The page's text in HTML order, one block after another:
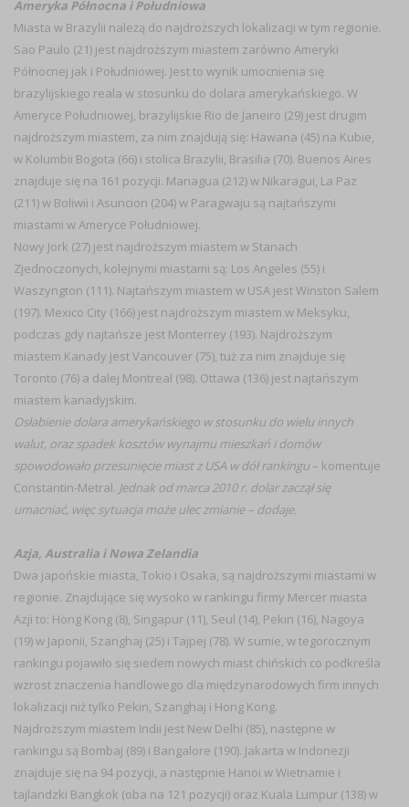
Ameryka Północna i Południowa
Miasta w Brazylii należą do najdroższych lokalizacji w tym regionie.
Sao Paulo (21) jest najdroższym miastem zarówno Ameryki
Północnej jak i Południowej. Jest to wynik umocnienia się
brazylijskiego reala w stosunku do dolara amerykańskiego. W
Ameryce Południowej, brazylijskie Rio de Janeiro (29) jest drugim
najdroższym miastem, za nim znajdują się: Hawana (45) na Kubie,
w Kolumbii Bogota (66) i stolica Brazylii, Brasilia (70). Buenos Aires
znajduje się na 161 pozycji. Managua (212) w Nikaragui, La Paz
(211) w Boliwii i Asuncion (204) w Paragwaju są najtańszymi
miastami w Ameryce Południowej.
Nowy Jork (27) jest najdroższym miastem w Stanach
Zjednoczonych, kolejnymi miastami są: Los Angeles (55) i
Waszyngton (111). Najtańszym miastem w USA jest Winston Salem
(197). Mexico City (166) jest najdroższym miastem w Meksyku,
podczas gdy najtańsze jest Monterrey (193). Najdroższym
miastem Kanady jest Vancouver (75), tuż za nim znajduje się
Toronto (76) a dalej Montreal (98). Ottawa (136) jest najtańszym
miastem kanadyjskim.
Osłabienie dolara amerykańskiego w stosunku do wielu innych
walut, oraz spadek kosztów wynajmu mieszkań i domów
spowodowało przesunięcie miast z USA w dół rankingu – komentuje
Constantin-Metral. Jednak od marca 2010 r. dolar zaczął się
umacniać, więc sytuacja może ulec zmianie – dodaje.
Azja, Australia i Nowa Zelandia
Dwa japońskie miasta, Tokio i Osaka, są najdroższymi miastami w
regionie. Znajdujące się wysoko w rankingu firmy Mercer miasta
Azji to: Hong Kong (8), Singapur (11), Seul (14), Pekin (16), Nagoya
(19) w Japonii, Szanghaj (25) i Tajpej (78). W sumie, w tegorocznym
rankingu pojawiło się siedem nowych miast chińskich co podkreśla
wzrost znaczenia handlowego dla międzynarodowych firm innych
lokalizacji niż tylko Pekin, Szanghaj i Hong Kong.
Najdroższym miastem Indii jest New Delhi (85), następne w
rankingu są Bombaj (89) i Bangalore (190). Jakarta w Indonezji
znajduje się na 94 pozycji, a następnie Hanoi w Wietnamie i
tajlandzki Bangkok (oba na 121 pozycji) oraz Kuala Lumpur (138) w